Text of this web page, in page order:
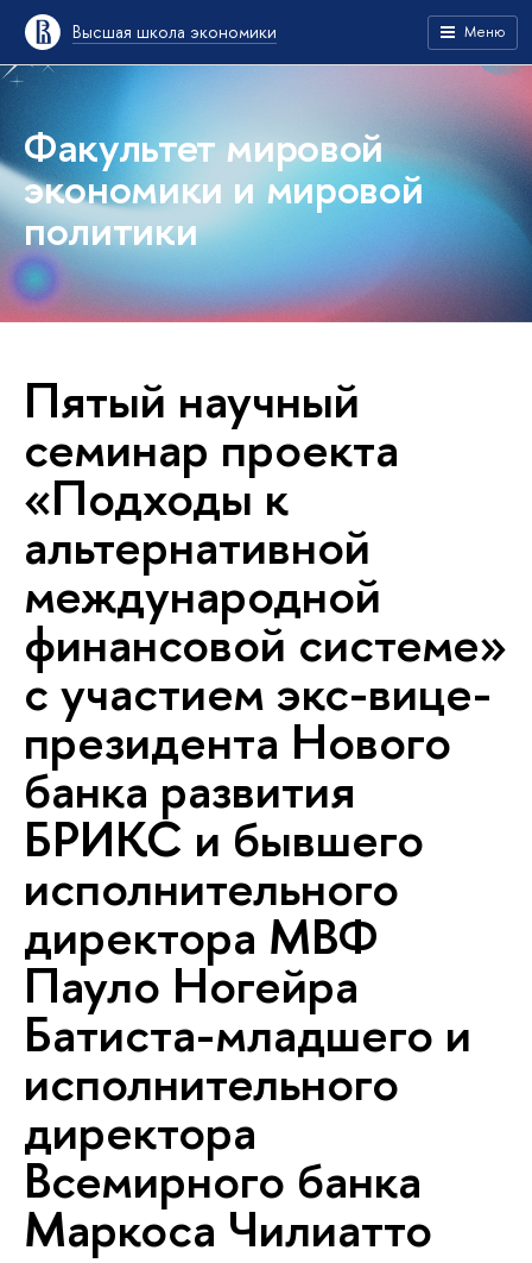
Высшая школа экономики Меню
Факультет мировой
экономики и мировой
политики
Пятый научный
семинар проекта
«Подходы к
альтернативной
международной
финансовой системе»
с участием экс-вице-
президента Нового
банка развития
БРИКС и бывшего
исполнительного
директора МВФ
Пауло Ногейра
Батиста-младшего и
исполнительного
директора
Всемирного банка
Маркоса Чилиатто